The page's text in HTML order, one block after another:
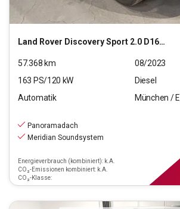
Land Rover Discovery Sport 2.0 D165 Mild-Hybrid R-Dynamic SE
57.368 km
08/2023
163 PS/120 kW
Diesel
Automatik
München /
Panoramadach
Meridian Soundsystem
Energieverbrauch (kombiniert): k.A.
CO₂-Emissionen kombiniert: k.A.
CO₂-Klasse: